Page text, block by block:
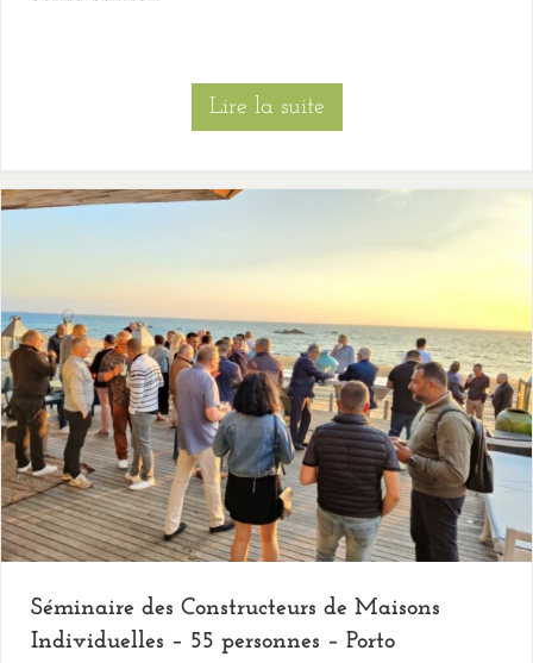
Lire la suite
Séminaire des Constructeurs de Maisons
Individuelles – 55 personnes – Porto